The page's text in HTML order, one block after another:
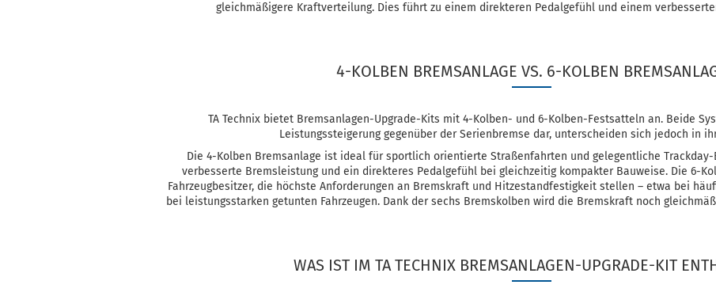
gleichmäßigere Kraftverteilung. Dies führt zu einem direkteren Pedalgefühl und einem
4-KOLBEN BREMSANLAGE VS. 6-KOLBEN
TA Technix bietet Bremsanlagen-Upgrade-Kits mit 4-Kolben- und 6-Kolben-Festsatteln an. Beide
Leistungssteigerung gegenüber der Serienbremse dar, unterscheiden sich jedoch in
Die 4-Kolben Bremsanlage ist ideal für sportlich orientierte Straßenfahrten und gelegentliche
verbesserte Bremsleistung und ein direkteres Pedalgefühl bei gleichzeitig kompakter Bauweise. Die 6-
Fahrzeugbesitzer, die höchste Anforderungen an Bremskraft und Hitzestandfestigkeit stellen – etwa bei
bei leistungsstarken getunten Fahrzeugen. Dank der sechs Bremskolben wird die Bremskraft noch
WAS IST IM TA TECHNIX BREMSANLAGEN-UPGRADE-KIT